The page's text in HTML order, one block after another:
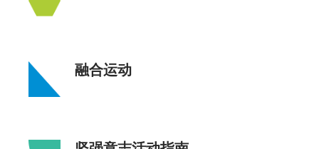
融合运动